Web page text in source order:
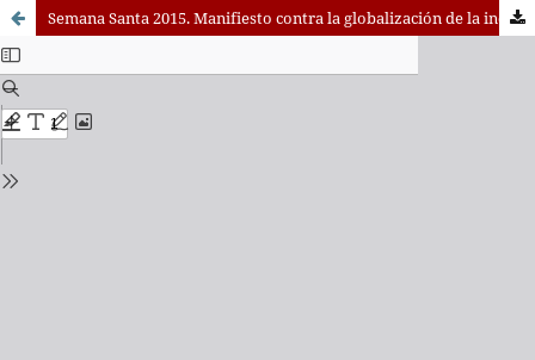
Semana Santa 2015. Manifiesto contra la globalización de la indiferencia